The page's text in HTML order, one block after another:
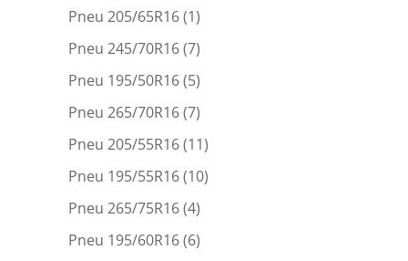
Pneu 205/65R16(1)
Pneu 245/70R16(7)
Pneu 195/50R16(5)
Pneu 265/70R16(7)
Pneu 205/55R16(11)
Pneu 195/55R16(10)
Pneu 265/75R16(4)
Pneu 195/60R16(6)